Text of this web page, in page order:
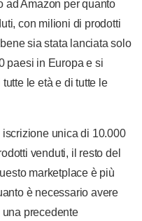
ad Amazon per quanto
con milioni di prodotti
sia stata lanciata solo
paesi in Europa e si
le età e di tutte le
iscrizione unica di 10.000
venduti, il resto del
marketplace è più
è necessario avere
precedente